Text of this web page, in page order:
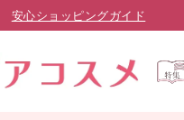
安心ショッピングガイド